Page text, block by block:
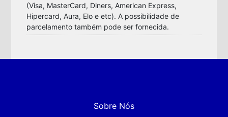
(Visa, MasterCard, Diners, American Express,
Hipercard, Aura, Elo e etc). A possibilidade de
parcelamento também pode ser fornecida.
Sobre Nós